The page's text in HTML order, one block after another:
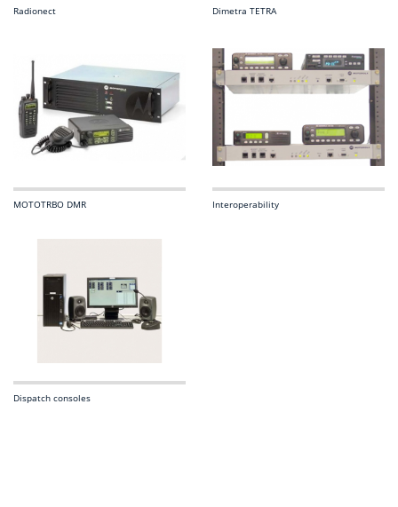
Radionect Dimetra TETRA
MOTOTRBO DMR Interoperability
Dispatch consoles